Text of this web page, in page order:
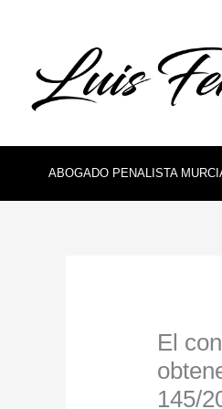
ABOGADO PENALISTA
El
145/